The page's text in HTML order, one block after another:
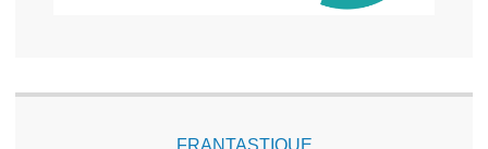
FRANTASTIQUE